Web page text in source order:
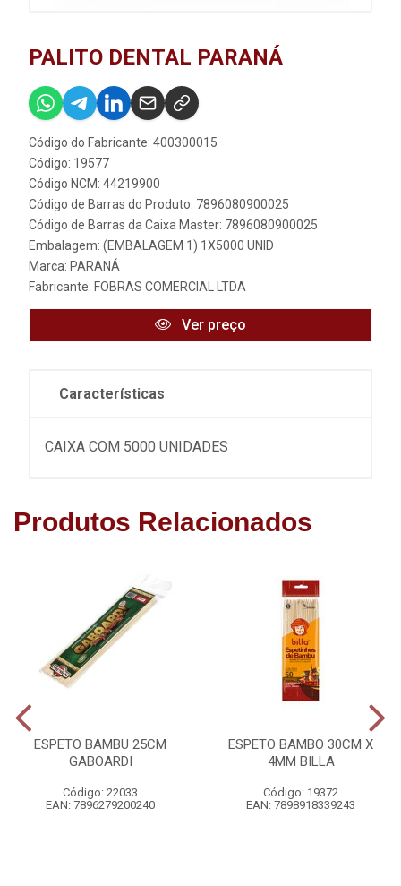
PALITO DENTAL PARANÁ
Código do Fabricante: 400300015
Código: 19577
Código NCM: 44219900
Código de Barras do Produto: 7896080900025
Código de Barras da Caixa Master: 7896080900025
Embalagem: (EMBALAGEM 1) 1X5000 UNID
Marca: PARANÁ
Fabricante: FOBRAS COMERCIAL LTDA
Ver preço
Características
CAIXA COM 5000 UNIDADES
Produtos Relacionados
ESPETO BAMBU 25CM
GABOARDI
Código: 22033
EAN: 7896279200240
ESPETO BAMBO 30CM X
4MM BILLA
Código: 19372
EAN: 7898918339243